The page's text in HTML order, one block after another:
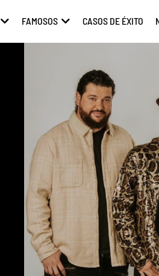
ABRIR ARTISTAS
FAMOSOS ABRIR FAMOSOS
CASOS DE ÉXITO